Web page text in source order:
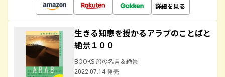
詳細を見る
生きる知恵を授かるアラブのことばと
絶景１００
BOOKS 旅の名言＆絶景
2022.07.14 発売